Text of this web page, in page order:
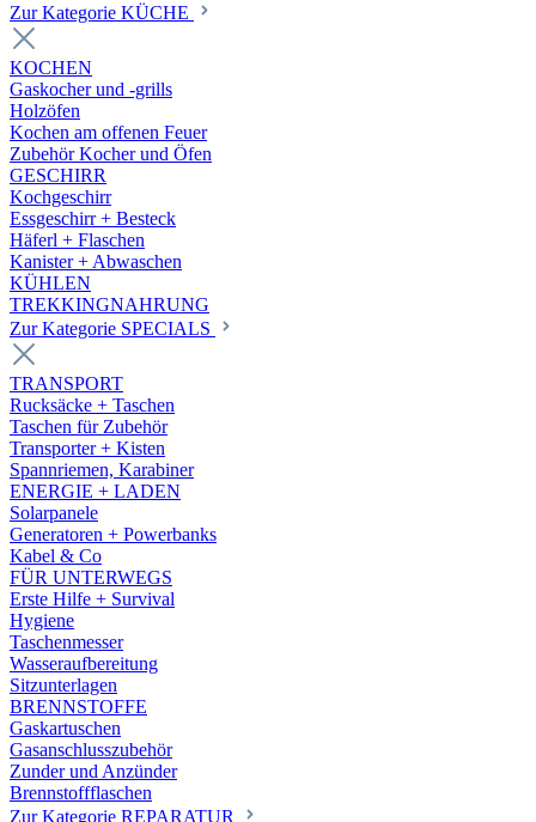
Zur Kategorie KÜCHE
KOCHEN
Gaskocher und -grills
Holzöfen
Kochen am offenen Feuer
Zubehör Kocher und Öfen
GESCHIRR
Kochgeschirr
Essgeschirr + Besteck
Häferl + Flaschen
Kanister + Abwaschen
KÜHLEN
TREKKINGNAHRUNG
Zur Kategorie SPECIALS
TRANSPORT
Rucksäcke + Taschen
Taschen für Zubehör
Transporter + Kisten
Spannriemen, Karabiner
ENERGIE + LADEN
Solarpanele
Generatoren + Powerbanks
Kabel & Co
FÜR UNTERWEGS
Erste Hilfe + Survival
Hygiene
Taschenmesser
Wasseraufbereitung
Sitzunterlagen
BRENNSTOFFE
Gaskartuschen
Gasanschlusszubehör
Zunder und Anzünder
Brennstoffflaschen
Zur Kategorie REPARATUR